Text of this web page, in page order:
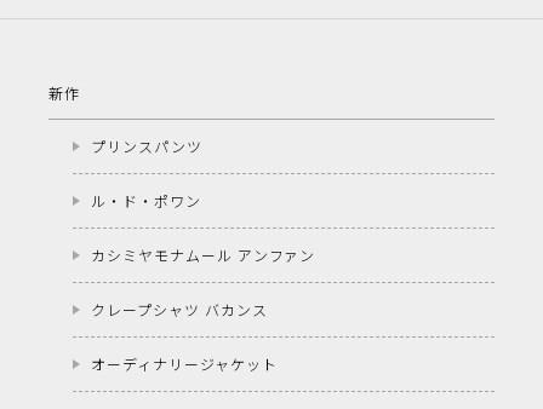
新作
プリンスパンツ
ル・ド・ポワン
カシミヤモナムール アンファン
クレープシャツ バカンス
オーディナリージャケット